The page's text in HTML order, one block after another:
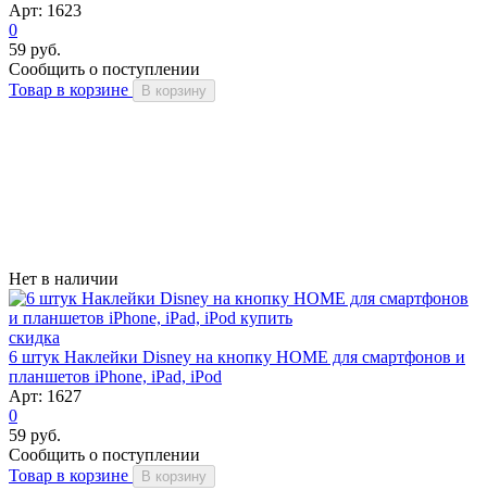
Арт: 1623
0
59 руб.
Сообщить о поступлении
Товар в корзине
В корзину
Нет в наличии
скидка
6 штук Наклейки Disney на кнопку HOME для смартфонов и
планшетов iPhone, iPad, iPod
Арт: 1627
0
59 руб.
Сообщить о поступлении
Товар в корзине
В корзину